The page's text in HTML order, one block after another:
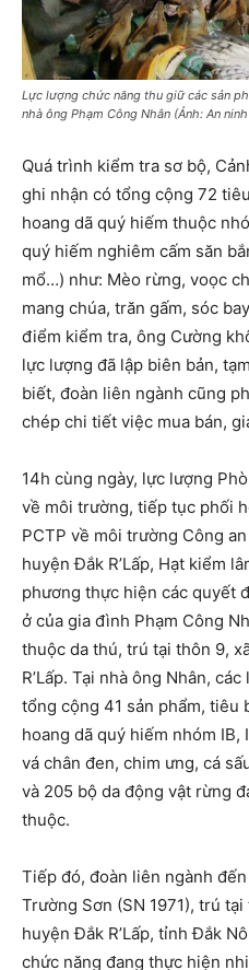
Lực lượng chức năng thu giữ các sản
nhà ông Phạm Công Nhân (Ảnh: An
Quá trình kiểm tra sơ bộ,
ghi nhận có tổng cộng 72
hoang dã quý hiếm thuộc
quý hiếm nghiêm cấm săn
mổ…) như: Mèo rừng, voọc
mang chúa, trăn gấm, sóc
điểm kiểm tra, ông Cường
lực lượng đã lập biên bản,
biết, đoàn liên ngành cũng
chép chi tiết việc mua bán,
14h cùng ngày, lực lượng
về môi trường, tiếp tục phối
PCTP về môi trường Công
huyện Đắk R’Lấp, Hạt kiểm
phương thực hiện các quyết
ở của gia đình Phạm Công
thuộc da thú, trú tại thôn 9,
R’Lấp. Tại nhà ông Nhân,
tổng cộng 41 sản phẩm, tiêu
hoang dã quý hiếm nhóm
vá chân đen, chim ưng, cá
và 205 bộ da động vật rừng
thuộc.
Tiếp đó, đoàn liên ngành
Trường Sơn (SN 1971), trú
huyện Đắk R’Lấp, tỉnh Đắk
chức năng đang thực hiện